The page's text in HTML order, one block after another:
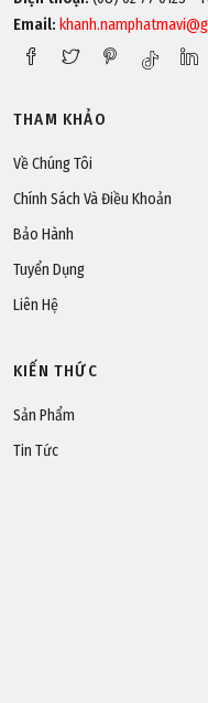
Email:
THAM KHẢO
Về Chúng Tôi
Chính Sách Và Điều Khoản
Bảo Hành
Tuyển Dụng
Liên Hệ
KIẾN THỨC
Sản Phẩm
Tin Tức